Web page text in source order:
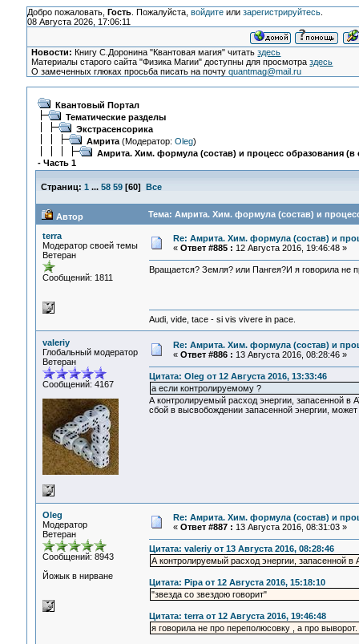
Добро пожаловать, Гость. Пожалуйста, войдитеили зарегистрируйтесь.
08 Августа 2026, 17:06:11
Новости: Книгу С.Доронина "Квантовая магия" читатьздесь
Материалы старого сайта "Физика Магии" доступны для просмотраздесь
О замеченных глюках просьба писать на почтуquantmag@mail.ru
Квантовый Портал
Тематические разделы
Экстрасенсорика
Амрита(Модератор: Oleg)
Амрита. Хим. формула (состав) и процесс образования (в
- Часть 1
Страниц: 1 ... 58 59[60] Все
Автор Тема: Амрита. Хим. формула (состав) и
terra
Модератор своей темы
Ветеран
Сообщений: 1811
Re: Амрита. Хим. формула (состав) и
« Ответ #885 : 12 Августа 2016, 19:46:48 »
Вращается? Земля? или Пангея?И я говорила не
Audi, vide, tace - si vis vivere in pace.
valeriy
Глобальный модератор
Ветеран
Сообщений: 4167
Re: Амрита. Хим. формула (состав) и
« Ответ #886 : 13 Августа 2016, 08:28:46 »
Цитата: Oleg от 12 Августа 2016, 13:33:46
а если контролируемому ?
А контролируемый расход энергии, запасенной в
сбой в высвобождении запасенной энергии,
Oleg
Модератор
Ветеран
Сообщений: 8943
Йожык в нирване
Re: Амрита. Хим. формула (состав) и
« Ответ #887 : 13 Августа 2016, 08:31:03 »
Цитата: valeriy от 13 Августа 2016, 08:28:46
А контролируемый расход энергии, запасенной в
Цитата: Pipa от 12 Августа 2016, 15:18:10
"звезда со звездою говорит"
Цитата: terra от 12 Августа 2016, 19:46:48
я говорила не про переполюсовку , а про выворот.